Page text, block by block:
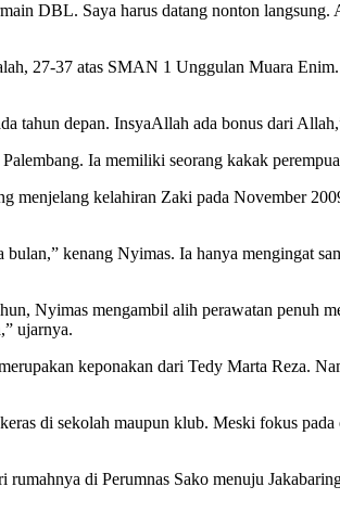
DBL. Saya harus datang nonton
27-37 atas SMAN 1 Unggulan Muara
tahun depan. InsyaAllah ada bonus dari
Ia memiliki seorang kakak
menjelang kelahiran Zaki pada November
kenang Nyimas. Ia hanya mengingat
Nyimas mengambil alih perawatan penuh
ujarnya.
keponakan dari Tedy Marta Reza.
di sekolah maupun klub. Meski fokus
di Perumnas Sako menuju